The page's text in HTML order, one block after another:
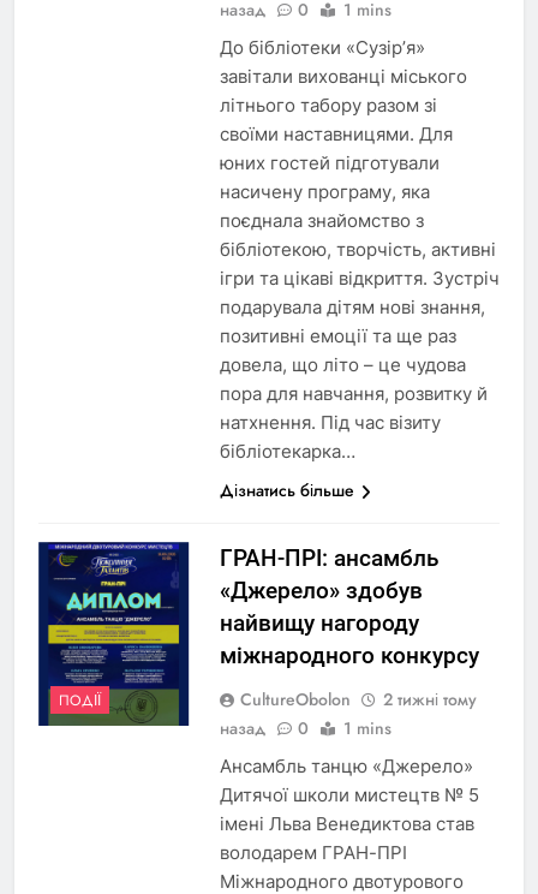
назад 0 1 mins
До бібліотеки «Сузірʼя»
завітали вихованці міського
літнього табору разом зі
своїми наставницями. Для
юних гостей підготували
насичену програму, яка
поєднала знайомство з
бібліотекою, творчість, активні
ігри та цікаві відкриття. Зустріч
подарувала дітям нові знання,
позитивні емоції та ще раз
довела, що літо – це чудова
пора для навчання, розвитку й
натхнення. Під час візиту
бібліотекарка…
Дізнатись більше
ПОДІЇ
ГРАН-ПРІ: ансамбль
«Джерело» здобув
найвищу нагороду
міжнародного конкурсу
CultureObolon
2 тижні тому
назад
0 1 mins
Ансамбль танцю «Джерело»
Дитячої школи мистецтв № 5
імені Льва Венедиктова став
володарем ГРАН-ПРІ
Міжнародного двотурового